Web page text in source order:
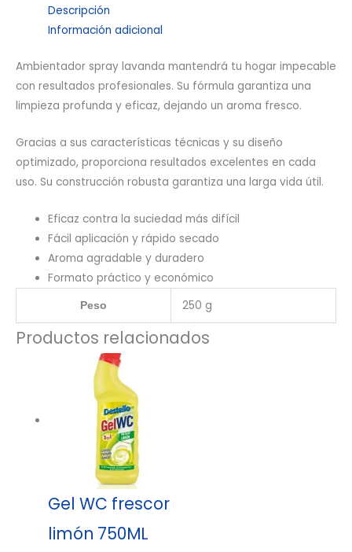
Descripción
Información adicional
Ambientador spray lavanda mantendrá tu hogar impecable
con resultados profesionales. Su fórmula garantiza una
limpieza profunda y eficaz, dejando un aroma fresco.
Gracias a sus características técnicas y su diseño
optimizado, proporciona resultados excelentes en cada
uso. Su construcción robusta garantiza una larga vida útil.
Eficaz contra la suciedad más difícil
Fácil aplicación y rápido secado
Aroma agradable y duradero
Formato práctico y económico
Peso 250 g
Productos relacionados
Gel WC frescor
limón 750ML